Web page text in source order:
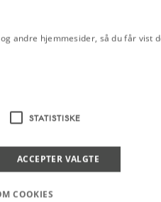
andre hjemmesider, så du får vist
STATISTISKE
ACCEPTER VALGTE
COOKIES